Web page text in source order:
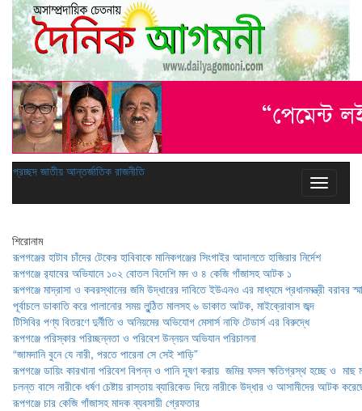
প্রচ্ছদ জাতীয় আন্তর্জাতিক রাজনীতি
শিরোনাম
রূপগঞ্জের হাটাব চাঁদের টেকের হাবিবাকে মানিকগঞ্জের সিংগাইর আদালতে হাজিরার নির্দেশ
রূপগঞ্জে র‍্যাবের অভিযানে ১০২ বোতল বিদেশি মদ ও ৪ কেজি গাঁজাসহ আটক ১
রূপগঞ্জে মাদ্রাসা ও কবরস্থানের জমি উদ্ধারের দাবিতে ইউএনও এর মাধ্যমে প্রধানমন্ত্রী বরাবর
পূর্বাচলে ডাকাতি করে পালানোর সময় লুন্ঠিত মালসহ ৬ ডাকাত আটক, মাইক্রোবাস জব্দ
টিসিবির পণ্য বিতরণে দুর্নীতি ও অনিয়মের অভিযোগ মেসার্স নাফি টেডার্স এর বিরুদ্ধে
রূপগঞ্জে পরিস্কার পরিচ্ছন্নতা ও পরিবেশ উন্নয়ন অভিযান পরিচালনা
“জামদানি বুনে যে নারী, পরতে পারেনা সে সেই শাড়ি”
রূপগঞ্জে ডায়িং কারখানা পরিবেশ বিপন্ন ও পানি দূষণ করায় জমির ফসল ক্ষতিগ্রস্থ হচ্ছে ও মাছ
চলন্ত বাসে নারীকে ধর্ষণ চেষ্টায় রাস্তায় ব্যারিকেড দিয়ে নারীকে উদ্ধার ও আসামীদের আটক
রূপগঞ্জে চার কেজি গাঁজাসহ মাদক ব্যবসায়ী গ্রেফতার